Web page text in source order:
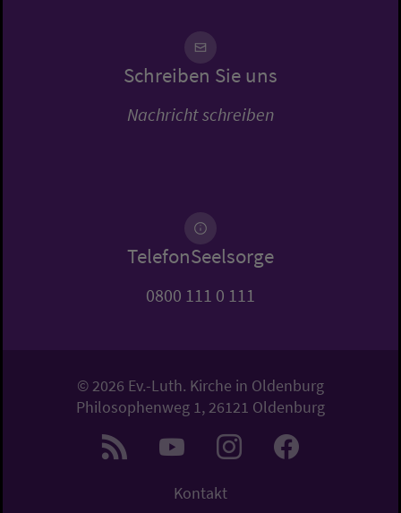
Schreiben Sie uns
Nachricht schreiben
TelefonSeelsorge
0800 111 0 111
© 2026 Ev.-Luth. Kirche in Oldenburg
Philosophenweg 1, 26121 Oldenburg
Kontakt